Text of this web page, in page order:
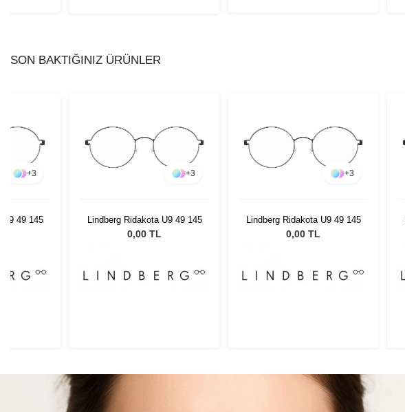
SON BAKTIĞINIZ ÜRÜNLER
+3
49 145
+3
Lindberg Ridakota U9 49 145
0,00 TL
+3
Lindberg Ridakota U9 49 145
0,00 TL